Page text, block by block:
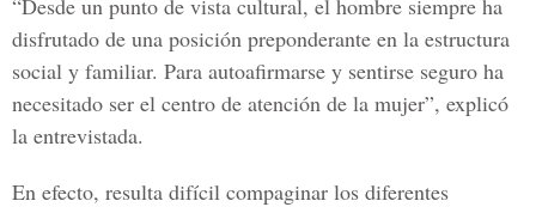
“Desde un punto de vista cultural, el hombre siempre ha
disfrutado de una posición preponderante en la estructura
social y familiar. Para autoafirmarse y sentirse seguro ha
necesitado ser el centro de atención de la mujer”, explicó
la entrevistada.
En efecto, resulta difícil compaginar los diferentes